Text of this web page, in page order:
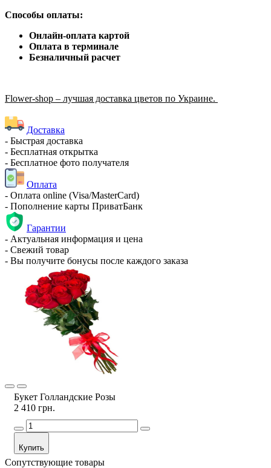
Способы оплаты:
Онлайн-оплата картой
Оплата в терминале
Безналичный расчет
Flower-shop – лучшая доставка цветов по Украине.
Доставка
- Быстрая доставка
- Бесплатная открытка
- Бесплатное фото получателя
Оплата
- Оплата online (Visa/MasterCard)
- Пополнение карты ПриватБанк
Гарантии
- Актуальная информация и цена
- Свежий товар
- Вы получите бонусы после каждого заказа
Букет Голландские Розы
2 410 грн.
Купить
Сопутствующие товары